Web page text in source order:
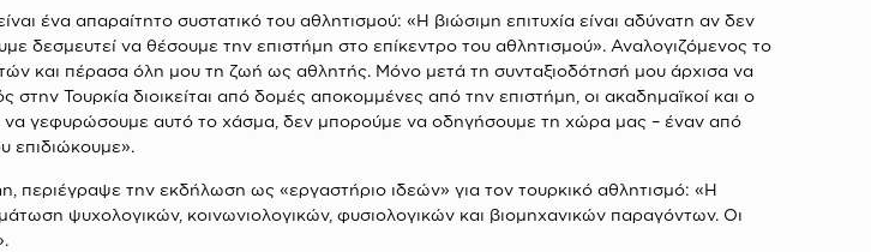
ένα απαραίτητο συστατικό του αθλητισμού: «Η βιώσιμη επιτυχία είναι αδύνατη αν δεν
δεσμευτεί να θέσουμε την επιστήμη στο επίκεντρο του αθλητισμού». Αναλογιζόμενος το
και πέρασα όλη μου τη ζωή ως αθλητής. Μόνο μετά τη συνταξιοδότησή μου άρχισα να
Τουρκία διοικείται από δομές αποκομμένες από την επιστήμη, οι ακαδημαϊκοί και ο
γεφυρώσουμε αυτό το χάσμα, δεν μπορούμε να οδηγήσουμε τη χώρα μας – έναν από
επιδιώκουμε».
την εκδήλωση ως «εργαστήριο ιδεών» για τον τουρκικό αθλητισμό: «Η
ψυχολογικών, κοινωνιολογικών, φυσιολογικών και βιομηχανικών παραγόντων. Οι